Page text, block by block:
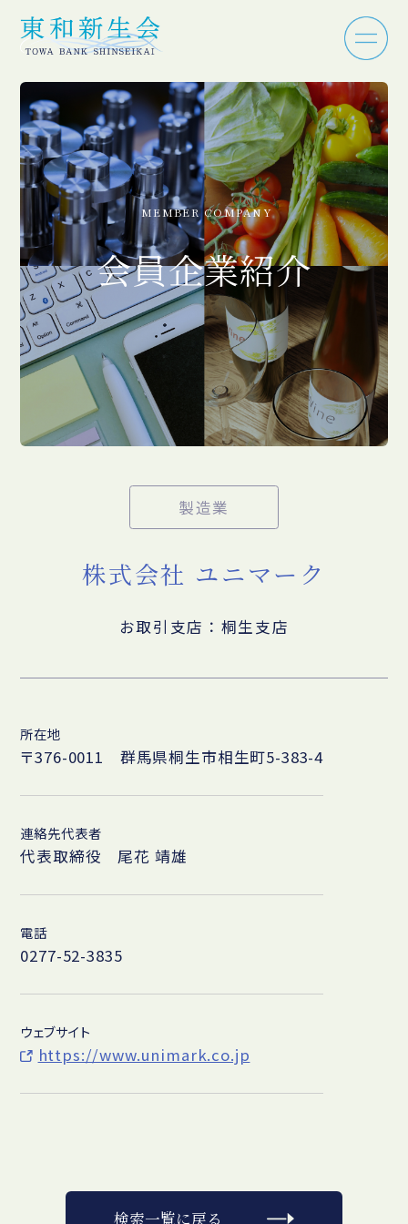
MEMBER COMPANY
会員企業紹介
製造業
株式会社 ユニマーク
お取引支店：桐生支店
所在地
〒376-0011 群馬県桐生市相生町5-383-4
連絡先代表者
代表取締役 尾花 靖雄
電話
0277-52-3835
ウェブサイト
https://www.unimark.co.jp
検索一覧に戻る